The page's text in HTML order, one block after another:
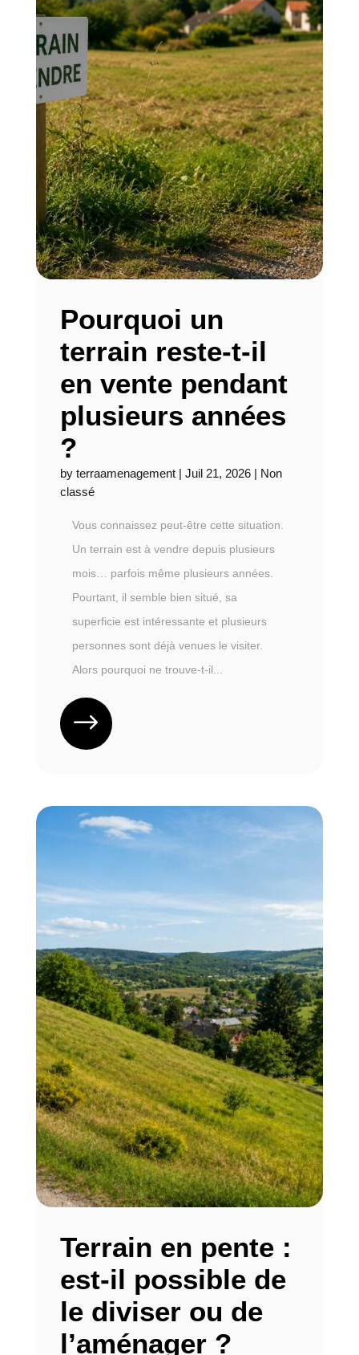
Pourquoi un
terrain reste-t-il
en vente pendant
plusieurs années
?
by terraamenagement| Juil 21, 2026| Non
classé
Vous connaissez peut-être cette situation.
Un terrain est à vendre depuis plusieurs
mois… parfois même plusieurs années.
Pourtant, il semble bien situé, sa
superficie est intéressante et plusieurs
personnes sont déjà venues le visiter.
Alors pourquoi ne trouve-t-il...
Terrain en pente :
est-il possible de
le diviser ou de
l’aménager ?